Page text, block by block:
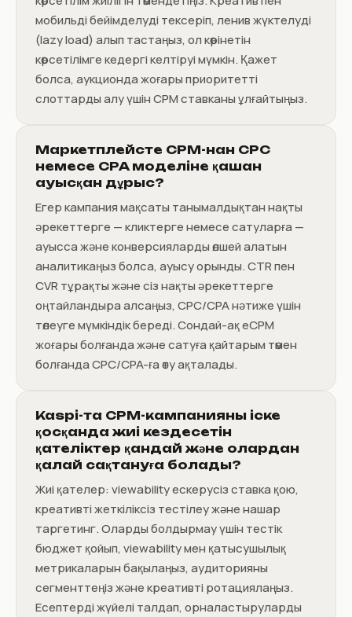
мобильді бейімделуді тексеріп, ленив жүктелуді
(lazy load) алып тастаңыз, ол көрінетін
көрсетілімге кедергі келтіруі мүмкін. Қажет
болса, аукционда жоғары приоритетті
слоттарды алу үшін CPM ставканы ұлғайтыңыз.
Маркетплейсте CPM-нан CPC
немесе CPA моделіне қашан
ауысқан дұрыс?
Егер кампания мақсаты танымалдықтан нақты
әрекеттерге — кликтерге немесе сатуларға —
ауысса және конверсияларды өлшей алатын
аналитикаңыз болса, ауысу орынды. CTR пен
CVR тұрақты және сіз нақты әрекеттерге
оңтайландыра алсаңыз, CPC/CPA нәтиже үшін
төлеуге мүмкіндік береді. Сондай-ақ eCPM
жоғары болғанда және сатуға қайтарым төмен
болғанда CPC/CPA-ға өту ақталады.
Kaspi-та CPM-кампанияны іске
қосқанда жиі кездесетін
қателіктер қандай және олардан
қалай сақтануға болады?
Жиі қателер: viewability ескерусіз ставка қою,
креативті жеткіліксіз тестілеу және нашар
таргетинг. Оларды болдырмау үшін тестік
бюджет қойып, viewability мен қатысушылық
метрикаларын бақылаңыз, аудиторияны
сегменттеңіз және креативті ротациялаңыз.
Есептерді жүйелі талдап, орналастыруларды